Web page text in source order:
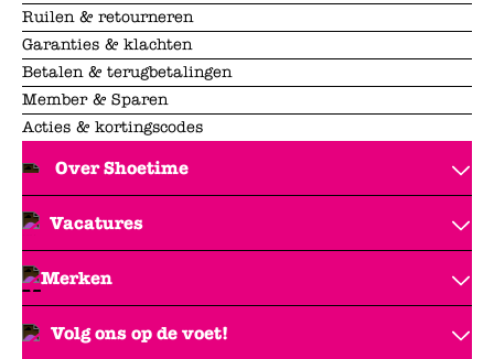
Ruilen & retourneren
Garanties & klachten
Betalen & terugbetalingen
Member & Sparen
Acties & kortingscodes
Over Shoetime
Vacatures
Merken
Volg ons op de voet!